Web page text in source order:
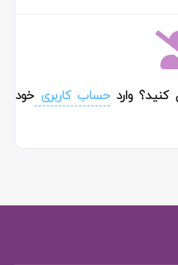
کنید؟ واردحساب کاربریخود